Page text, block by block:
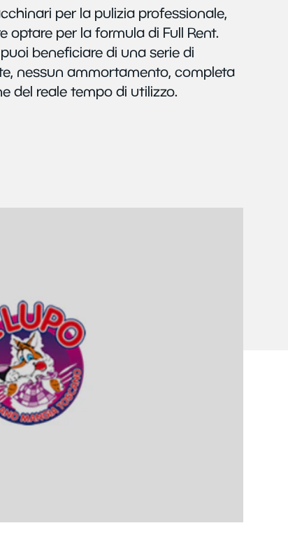
per la pulizia professionale,
optare per la formula di Full Rent.
beneficiare di una serie di
nessun ammortamento, completa
del reale tempo di utilizzo.